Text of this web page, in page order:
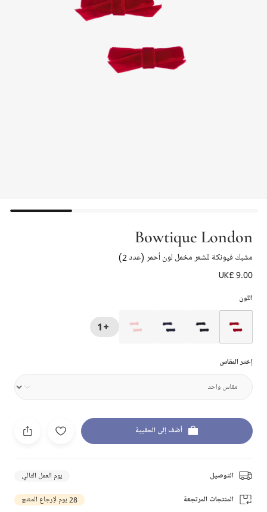
Bowtique London
مشبك فيونكة للشعر مخمل لون أحمر (عدد 2)
UK£ 9.00
اللون
+1
إختر المقاس
أضف إلى الحقيبة
التوصيل يوم العمل التالي
المنتجات المرتجعة 28 يوم لإرجاع المنتج